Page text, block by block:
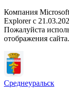
Компания Microsoft
Explorer c
Пожалуйста
отображения сайта.
Среднеуральск